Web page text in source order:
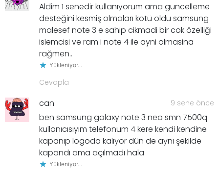
Aldim 1 senedir kullanıyorum ama guncelleme
desteğini kesmiş olmaları kötü oldu samsung
malesef note 3 e sahip cikmadi bir cok özelliği
islemcisi ve ram i note 4 ile ayni olmasina
rağmen..
Yükleniyor...
Cevapla
can 9 sene önce
ben samsung galaxy note 3 neo smn 7500q
kullanıcısıyım telefonum 4 kere kendi kendine
kapanıp logoda kalıyor dün de aynı şekilde
kapandı ama açılmadı hala
Yükleniyor...